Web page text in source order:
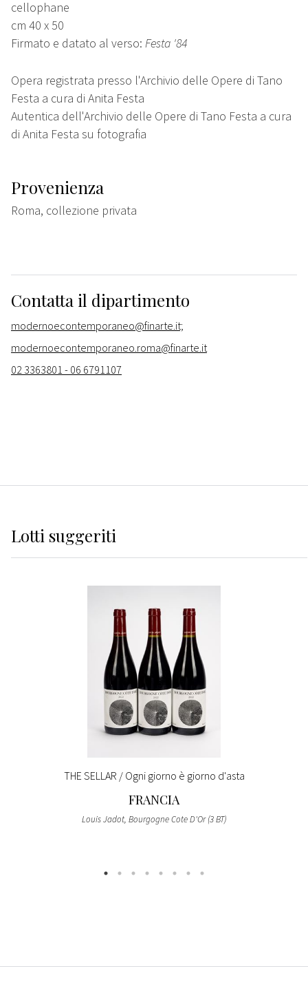
cellophane
cm 40 x 50
Firmato e datato al verso: Festa '84
Opera registrata presso l'Archivio delle Opere di Tano
Festa a cura di Anita Festa
Autentica dell'Archivio delle Opere di Tano Festa a cura
di Anita Festa su fotografia
Provenienza
Roma, collezione privata
Contatta il dipartimento
modernoecontemporaneo@finarte.it;
modernoecontemporaneo.roma@finarte.it
02 3363801 - 06 6791107
Lotti suggeriti
THE SELLAR / Ogni giorno è giorno d'asta
FRANCIA
Louis Jadot, Bourgogne Cote D'Or (3 BT)